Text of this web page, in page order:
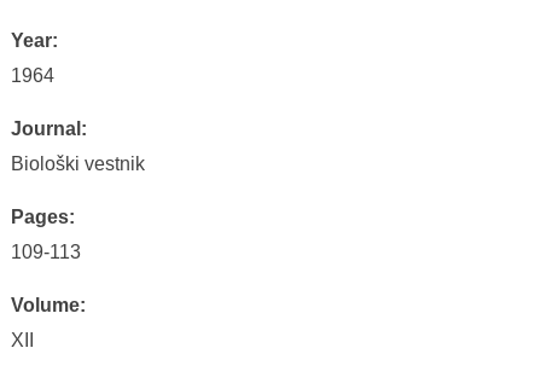
Year:
1964
Journal:
Biološki vestnik
Pages:
109-113
Volume:
XII